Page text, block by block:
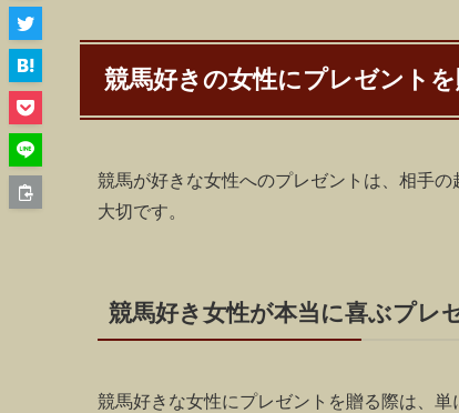
競馬好きの女性にプレゼント
競馬が好きな女性へのプレゼントは、相手
大切です。
競馬好き女性が本当に喜ぶプレ
競馬好きな女性にプレゼントを贈る際は、